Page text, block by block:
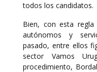
todos los candidatos.
Bien, con esta
autónomos y
pasado, entre ellos
sector Vamos
procedimiento,